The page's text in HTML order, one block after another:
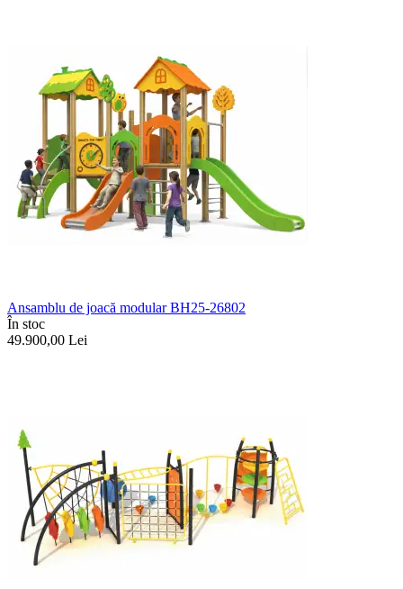
Ansamblu de joacă modular BH25-26802
În stoc
49.900,00 Lei